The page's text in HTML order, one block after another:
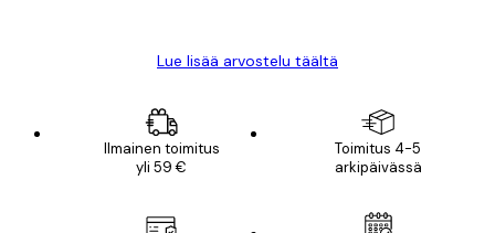
Lue lisää arvostelu täältä
Ilmainen toimitus
yli 59 €
Toimitus 4-5
arkipäivässä